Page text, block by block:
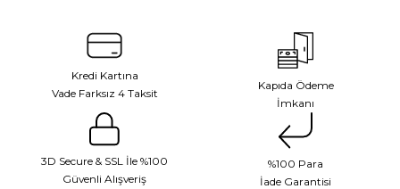
Kredi Kartına
Vade Farksız 4 Taksit
Kapıda Ödeme
İmkanı
3D Secure & SSL İle %100
Güvenli Alışveriş
%100 Para
İade Garantisi